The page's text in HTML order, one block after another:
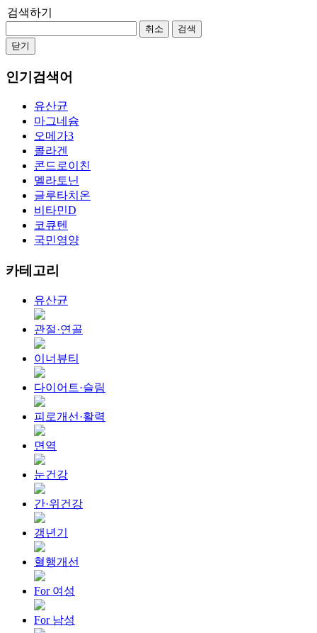
검색하기
취소
검색
닫기
인기검색어
유산균
마그네슘
오메가3
콜라겐
콘드로이친
멜라토닌
글루타치온
비타민D
코큐텐
국민영양
카테고리
유산균
관절·연골
이너뷰티
다이어트·슬림
피로개선·활력
면역
눈건강
간·위건강
갱년기
혈행개선
For 여성
For 남성